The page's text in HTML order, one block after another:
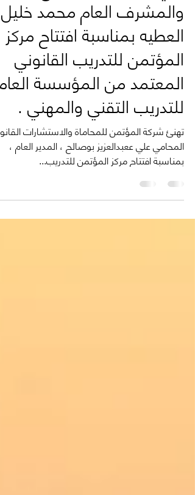
تهنئة للمدير العام المحامي
علي عبدالعزيز بوصالح
والمشرف العام محمد خليل
العطيه بمناسبة افتتاح مركز
المؤتمن للتدريب القانوني
المعتمد من المؤسسة
للتدريب التقني والمهني .
تهنئ شركة المؤتمن للمحاماة والاستشارات
المحامي علي ععبدالعزيز بوصالح ، المدير العام ،
بمناسبة افتتاح مركز المؤتمن للتدريب...